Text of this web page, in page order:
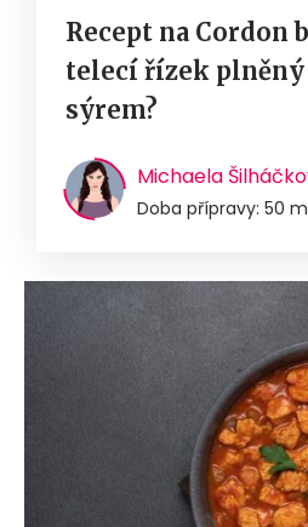
Recept na Cordon
telecí řízek plněný
sýrem?
Michaela
Doba přípravy: 50